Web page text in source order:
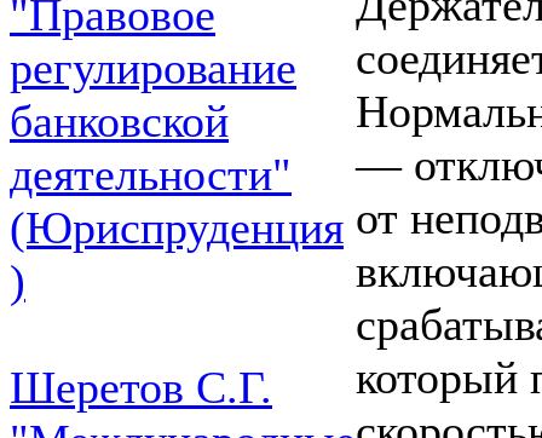
"Правовое
регулирование
банковской
деятельности"
(Юриспруденция
)
Шеретов С.Г.
—
от
который